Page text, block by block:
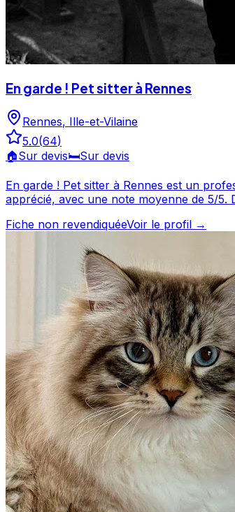
En garde ! Pet sitter à Rennes
Rennes, Ille-et-Vilaine
5.0(64)
🏠Sur devis🛏️Sur devis
En garde ! Pet sitter à Rennes est un professionnel des services
apprécié, avec une note moyenne de 5/5. Découvrez ses prestations et contactez-le directement depuis sa fiche. En garde ! Pet sitter à Rennes est un professionnel du
Fiche non revendiquéeVoir le profil →